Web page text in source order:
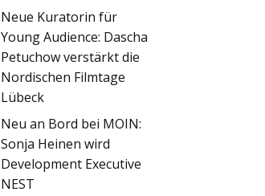
Neue Kuratorin für
Young Audience: Dascha
Petuchow verstärkt die
Nordischen Filmtage
Lübeck
Neu an Bord bei MOIN:
Sonja Heinen wird
Development Executive
NEST